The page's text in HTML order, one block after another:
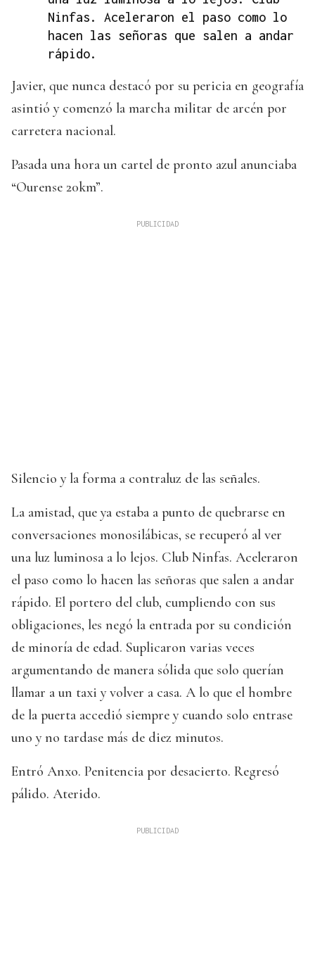
Ninfas. Aceleraron el paso como lo
hacen las señoras que salen a andar
rápido.
Javier, que nunca destacó por su pericia en geografía
asintió y comenzó la marcha militar de arcén por
carretera nacional.
Pasada una hora un cartel de pronto azul anunciaba
“Ourense 20km”.
Silencio y la forma a contraluz de las señales.
La amistad, que ya estaba a punto de quebrarse en
conversaciones monosilábicas, se recuperó al ver
una luz luminosa a lo lejos. Club Ninfas. Aceleraron
el paso como lo hacen las señoras que salen a andar
rápido. El portero del club, cumpliendo con sus
obligaciones, les negó la entrada por su condición
de minoría de edad. Suplicaron varias veces
argumentando de manera sólida que solo querían
llamar a un taxi y volver a casa. A lo que el hombre
de la puerta accedió siempre y cuando solo entrase
uno y no tardase más de diez minutos.
Entró Anxo. Penitencia por desacierto. Regresó
pálido. Aterido.